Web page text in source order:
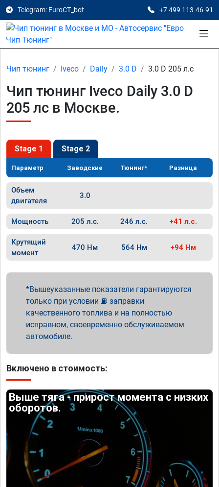
Telegram: EuroCT_bot +7 499 113-46-91
Чип тюнинг Iveco Daily 3.0 D 3.0 D 205 л.с
Чип тюнинг Iveco Daily 3.0 D
205 лс в Москве.
Stage 1 Stage 2
Параметр Заводские Тюнинг* Разница
Объем
двигателя
3.0
Мощность 205 л.с. 246 л.с. +41 л.с.
Крутящий
момент
470 Нм 564 Нм +94 Нм
Вышеуказанные показатели гарантируются
только при условии ⛽ заправки
качественного топлива и на полностью
исправном, своевременно обслуживаемом
автомобиле.
Включено в стоимость:
Выше тяга - прирост момента с низких
оборотов.